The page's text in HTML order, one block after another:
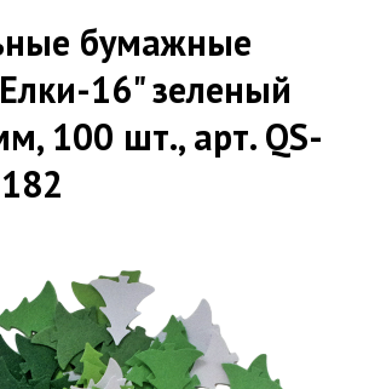
бумажные
16" зеленый
100 шт., арт. QS-